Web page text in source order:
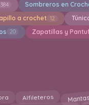
384 Sombreros en
a crochet 12
20 Zapatillas y
Alfileteros